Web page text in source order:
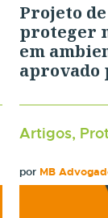
Projeto
proteger
em
aprovado
Artigos,
por MB